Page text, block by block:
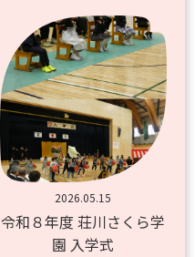
2026.05.15
令和８年度 荘川さくら学
園 入学式